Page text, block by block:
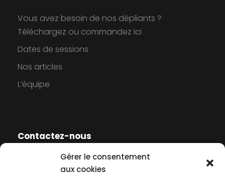
Gérer le consentement
aux cookies
Vous avez besoin de nos dépliants ?
Téléchargez ou commandez ici
Dates de sessions
Nos articles
L’équipe
Contactez-nous
Contactez-nous